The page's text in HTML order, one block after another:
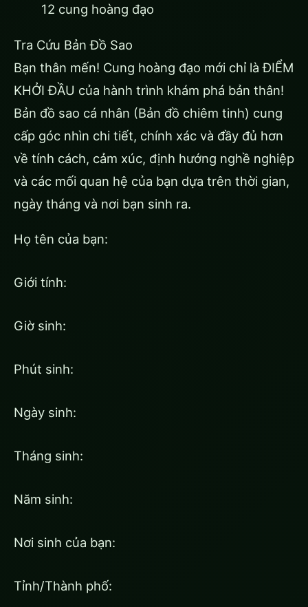
12 cung hoàng đạo
Tra Cứu Bản Đồ Sao
Bạn thân mến! Cung hoàng đạo mới chỉ là ĐIỂM
KHỞI ĐẦU của hành trình khám phá bản thân!
Bản đồ sao cá nhân (Bản đồ chiêm tinh) cung
cấp góc nhìn chi tiết, chính xác và đầy đủ hơn
về tính cách, cảm xúc, định hướng nghề nghiệp
và các mối quan hệ của bạn dựa trên thời gian,
ngày tháng và nơi bạn sinh ra.
Họ tên của bạn:
Giới tính:
Giờ sinh:
Phút sinh:
Ngày sinh:
Tháng sinh:
Năm sinh:
Nơi sinh của bạn:
Tỉnh/Thành phố: